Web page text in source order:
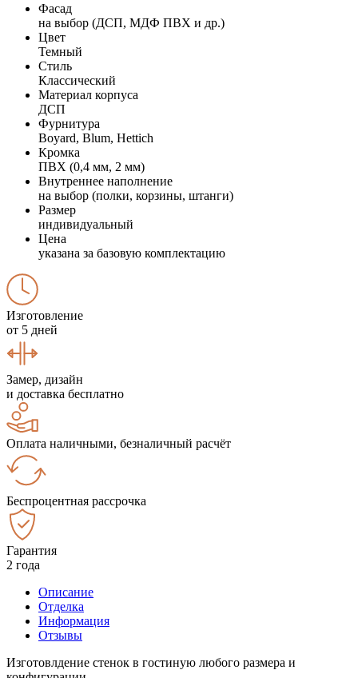
Фасад
на выбор (ДСП, МДФ ПВХ и др.)
Цвет
Темный
Стиль
Классический
Материал корпуса
ДСП
Фурнитура
Boyard, Blum, Hettich
Кромка
ПВХ (0,4 мм, 2 мм)
Внутреннее наполнение
на выбор (полки, корзины, штанги)
Размер
индивидуальный
Цена
указана за базовую комплектацию
Изготовление
от 5 дней
Замер, дизайн
и доставка бесплатно
Оплата наличными, безналичный расчёт
Беспроцентная рассрочка
Гарантия
2 года
Описание
Отделка
Информация
Отзывы
Изготовлдение стенок в гостиную любого размера и